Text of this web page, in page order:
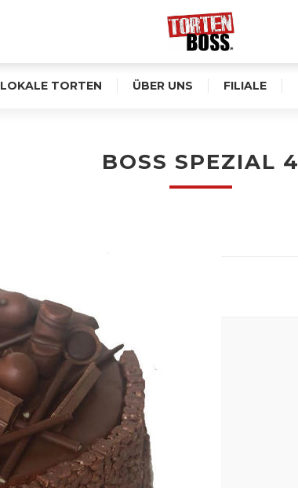
LOKALE TORTEN ÜBER UNS FILIALE
BOSS SPEZIAL 4